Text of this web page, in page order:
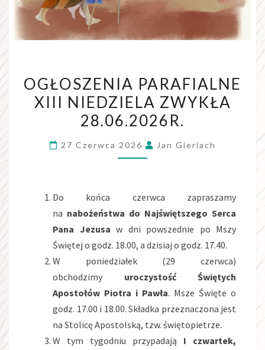
OGŁOSZENIA PARAFIALNE
XIII NIEDZIELA ZWYKŁA
28.06.2026R.
27 Czerwca 2026 Jan Gierlach
Do końca czerwca zapraszamy
na nabożeństwa do Najświętszego Serca
Pana Jezusa w dni powszednie po Mszy
Świętej o godz. 18.00, a dzisiaj o godz. 17.40.
W poniedziałek (29 czerwca)
obchodzimy uroczystość Świętych
Apostołów Piotra i Pawła. Msze Święte o
godz. 17.00 i 18.00. Składka przeznaczona jest
na Stolicę Apostolską, tzw. świętopietrze.
W tym tygodniu przypadają I czwartek,